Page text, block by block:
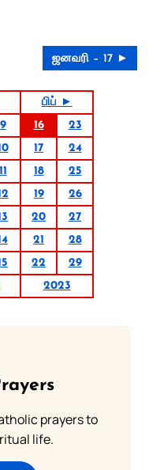
ஜனவரி – 17 ►
பிப் ►
9 16
23
17
24
11 18
25
19
26
20
27
21
28
22
29
2023
prayers to
life.